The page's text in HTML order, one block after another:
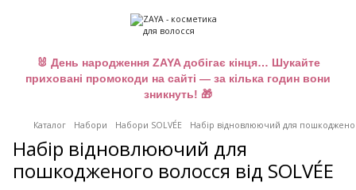
🐰 День народження ZAYA добігає кінця… Шукайте
приховані промокоди на сайті — за кілька годин вони
зникнуть! 🎁
Каталог Набори Набори SOLVÉE Набір відновлюючий для
Набір відновлюючий для
пошкодженого волосся від SOLVÉE